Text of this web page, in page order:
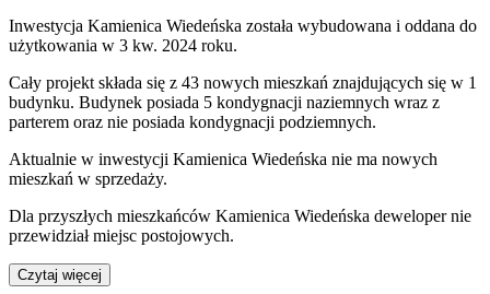
Inwestycja Kamienica Wiedeńska została wybudowana i oddana do
użytkowania w 3 kw. 2024 roku.
Cały projekt składa się z 43 nowych mieszkań znajdujących się w 1
budynku. Budynek posiada 5 kondygnacji naziemnych wraz z
parterem oraz nie posiada kondygnacji podziemnych.
Aktualnie w inwestycji Kamienica Wiedeńska nie ma nowych
mieszkań w sprzedaży.
Dla przyszłych mieszkańców Kamienica Wiedeńska deweloper nie
przewidział miejsc postojowych.
Czytaj więcej